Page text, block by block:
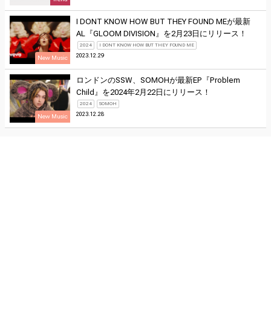
New Music
I DONT KNOW HOW BUT THEY FOUND MEが最新
AL『GLOOM DIVISION』を2月23日にリリース！
2024 I DONT KNOW HOW BUT THEY FOUND ME
2023.12.29
New Music
ロンドンのSSW、SOMOHが最新EP『Problem
Child』を2024年2月22日にリリース！
2024 SOMOH
2023.12.28